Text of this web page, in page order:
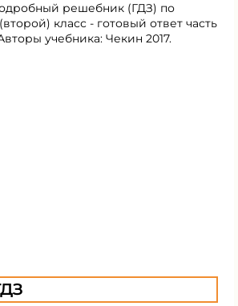
решебник (ГДЗ) по
класс - готовый ответ часть
учебника: Чекин 2017.